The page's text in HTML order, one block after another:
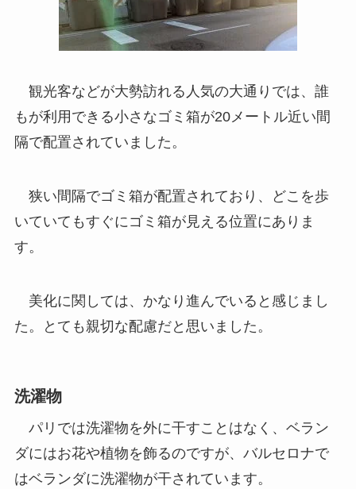
観光客などが大勢訪れる人気の大通りでは、誰
もが利用できる小さなゴミ箱が20メートル近い間
隔で配置されていました。
狭い間隔でゴミ箱が配置されており、どこを歩
いていてもすぐにゴミ箱が見える位置にありま
す。
美化に関しては、かなり進んでいると感じまし
た。とても親切な配慮だと思いました。
洗濯物
パリでは洗濯物を外に干すことはなく、ベラン
ダにはお花や植物を飾るのですが、バルセロナで
はベランダに洗濯物が干されています。